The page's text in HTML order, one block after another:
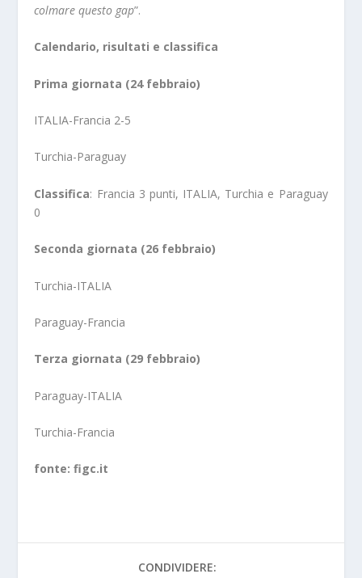
colmare questo gap”.
Calendario, risultati e classifica
Prima giornata (24 febbraio)
ITALIA-Francia 2-5
Turchia-Paraguay
Classifica: Francia 3 punti, ITALIA, Turchia e Paraguay
0
Seconda giornata (26 febbraio)
Turchia-ITALIA
Paraguay-Francia
Terza giornata (29 febbraio)
Paraguay-ITALIA
Turchia-Francia
fonte: figc.it
CONDIVIDERE: